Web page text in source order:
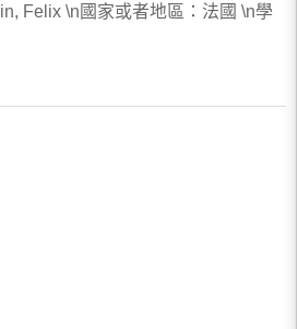
Felix \n國家或者地區：法國 \n學